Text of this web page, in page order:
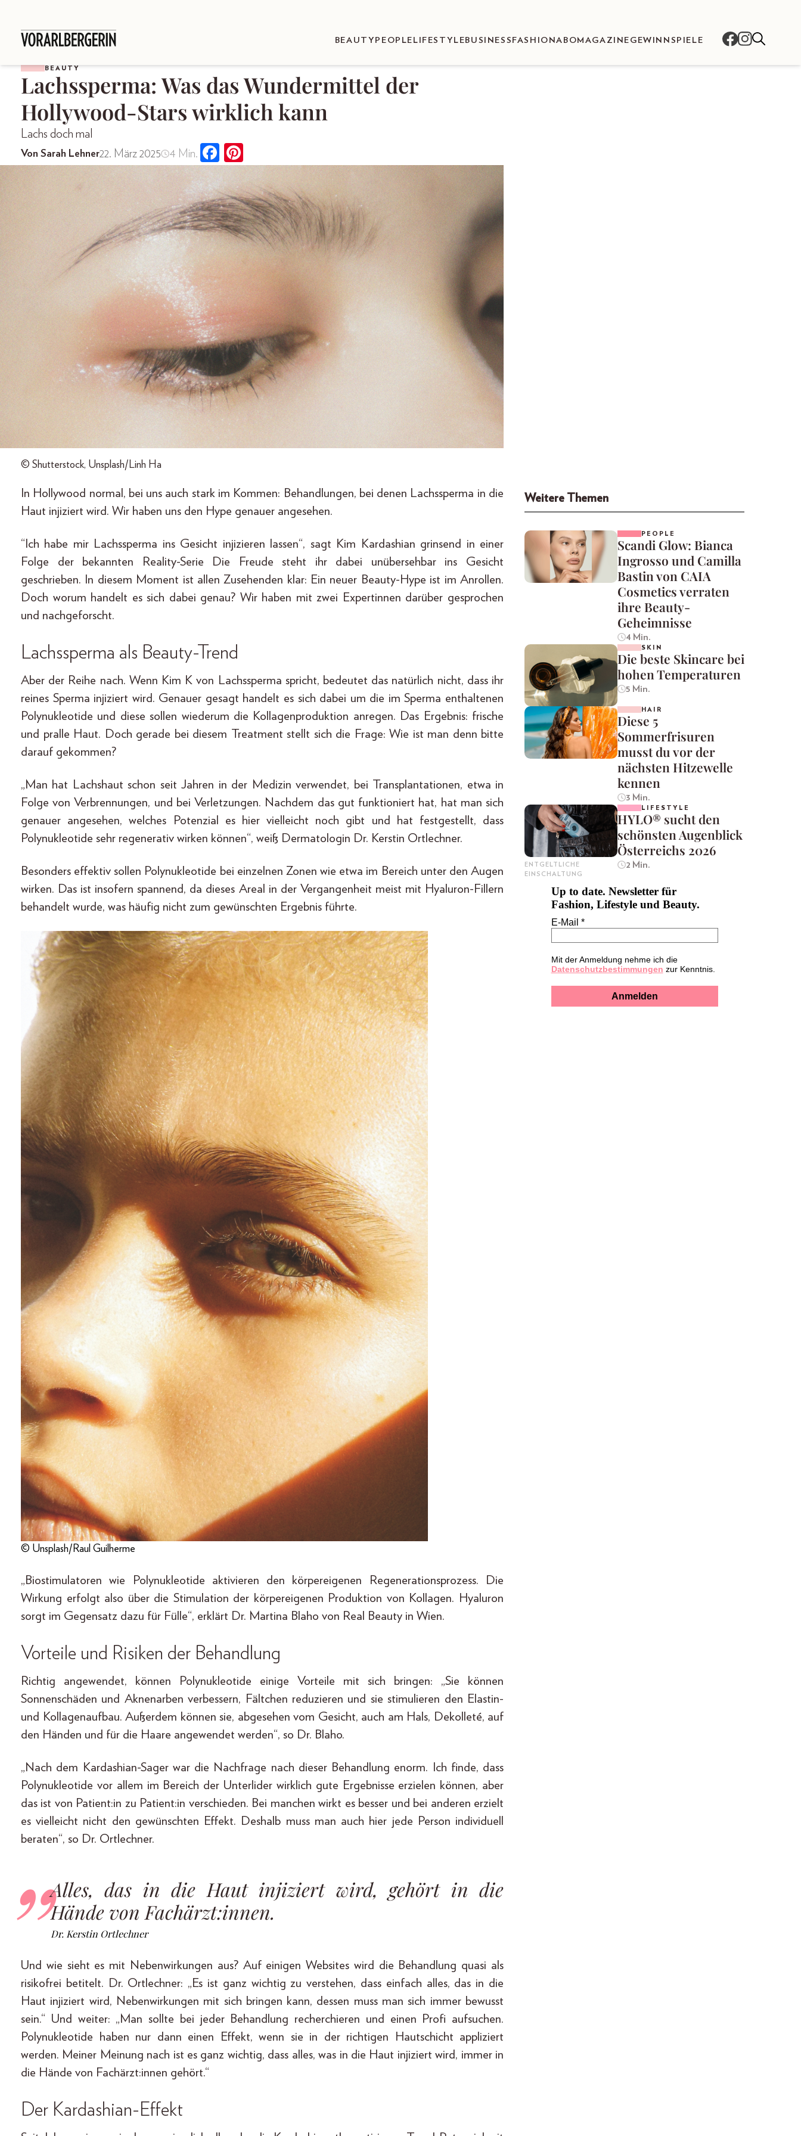
BEAUTY PEOPLE LIFESTYLEBUSINESS FASHIONABOMAGAZINE GEWINNSPIELE
BEAUTY
Lachssperma: Was das Wundermittel der
Hollywood-Stars wirklich kann
Lachs doch mal
Von Sarah Lehner22. März 2025 4 Min.
© Shutterstock, Unsplash/Linh Ha
In Hollywood normal, bei uns auch stark im Kommen: Behandlungen, bei denen Lachssperma in die
Haut injiziert wird. Wir haben uns den Hype genauer angesehen.
“Ich habe mir Lachssperma ins Gesicht injizieren lassen“, sagt Kim Kardashian grinsend in einer
Folge der bekannten Reality-Serie Die Freude steht ihr dabei unübersehbar ins Gesicht
geschrieben. In diesem Moment ist allen Zusehenden klar: Ein neuer Beauty-Hype ist im Anrollen.
Doch worum handelt es sich dabei genau? Wir haben mit zwei Expertinnen darüber gesprochen
und nachgeforscht.
Lachssperma als Beauty-Trend
Aber der Reihe nach. Wenn Kim K von Lachssperma spricht, bedeutet das natürlich nicht, dass ihr
reines Sperma injiziert wird. Genauer gesagt handelt es sich dabei um die im Sperma enthaltenen
Polynukleotide und diese sollen wiederum die Kollagenproduktion anregen. Das Ergebnis: frische
und pralle Haut. Doch gerade bei diesem Treatment stellt sich die Frage: Wie ist man denn bitte
darauf gekommen?
„Man hat Lachshaut schon seit Jahren in der Medizin verwendet, bei Transplantationen, etwa in
Folge von Verbrennungen, und bei Verletzungen. Nachdem das gut funktioniert hat, hat man sich
genauer angesehen, welches Potenzial es hier vielleicht noch gibt und hat festgestellt, dass
Polynukleotide sehr regenerativ wirken können“, weiß Dermatologin Dr. Kerstin Ortlechner.
Besonders effektiv sollen Polynukleotide bei einzelnen Zonen wie etwa im Bereich unter den Augen
wirken. Das ist insofern spannend, da dieses Areal in der Vergangenheit meist mit Hyaluron-Fillern
behandelt wurde, was häufig nicht zum gewünschten Ergebnis führte.
© Unsplash/Raul Guilherme
„Biostimulatoren wie Polynukleotide aktivieren den körpereigenen Regenerationsprozess. Die
Wirkung erfolgt also über die Stimulation der körpereigenen Produktion von Kollagen. Hyaluron
sorgt im Gegensatz dazu für Fülle“, erklärt Dr. Martina Blaho von Real Beauty in Wien.
Vorteile und Risiken der Behandlung
Richtig angewendet, können Polynukleotide einige Vorteile mit sich bringen: „Sie können
Sonnenschäden und Aknenarben verbessern, Fältchen reduzieren und sie stimulieren den Elastin-
und Kollagenaufbau. Außerdem können sie, abgesehen vom Gesicht, auch am Hals, Dekolleté, auf
den Händen und für die Haare angewendet werden“, so Dr. Blaho.
„Nach dem Kardashian-Sager war die Nachfrage nach dieser Behandlung enorm. Ich finde, dass
Polynukleotide vor allem im Bereich der Unterlider wirklich gute Ergebnisse erzielen können, aber
das ist von Patient:in zu Patient:in verschieden. Bei manchen wirkt es besser und bei anderen erzielt
es vielleicht nicht den gewünschten Effekt. Deshalb muss man auch hier jede Person individuell
beraten“, so Dr. Ortlechner.
Alles, das in die Haut injiziert wird, gehört in die
Hände von Fachärzt:innen.
Dr. Kerstin Ortlechner
Und wie sieht es mit Nebenwirkungen aus? Auf einigen Websites wird die Behandlung quasi als
risikofrei betitelt. Dr. Ortlechner: „Es ist ganz wichtig zu verstehen, dass einfach alles, das in die
Haut injiziert wird, Nebenwirkungen mit sich bringen kann, dessen muss man sich immer bewusst
sein.“ Und weiter: „Man sollte bei jeder Behandlung recherchieren und einen Profi aufsuchen.
Polynukleotide haben nur dann einen Effekt, wenn sie in der richtigen Hautschicht appliziert
werden. Meiner Meinung nach ist es ganz wichtig, dass alles, was in die Haut injiziert wird, immer in
die Hände von Fachärzt:innen gehört.“
Der Kardashian-Effekt
Weitere Themen
PEOPLE
Scandi Glow: Bianca
Ingrosso und Camilla
Bastin von CAIA
Cosmetics verraten
ihre Beauty-
Geheimnisse
4 Min.
SKIN
Die beste Skincare bei
hohen Temperaturen
5 Min.
HAIR
Diese 5
Sommerfrisuren
musst du vor der
nächsten Hitzewelle
kennen
3 Min.
ENTGELTLICHE
EINSCHALTUNG
LIFESTYLE
HYLO® sucht den
schönsten Augenblick
Österreichs 2026
2 Min.